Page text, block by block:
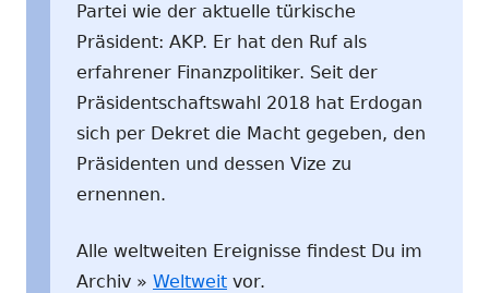
Partei wie der aktuelle türkische
Präsident: AKP. Er hat den Ruf als
erfahrener Finanzpolitiker. Seit der
Präsidentschaftswahl 2018 hat Erdogan
sich per Dekret die Macht gegeben, den
Präsidenten und dessen Vize zu
ernennen.
Alle weltweiten Ereignisse findest Du im
Archiv » Weltweit vor.